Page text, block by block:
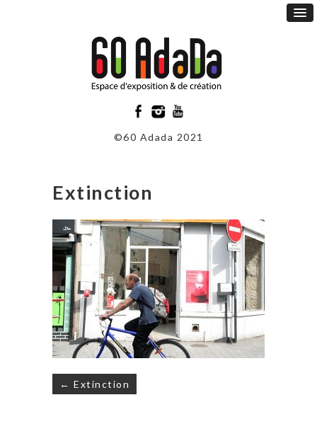
©60 Adada 2021
Extinction
Navigation
de
← Extinction